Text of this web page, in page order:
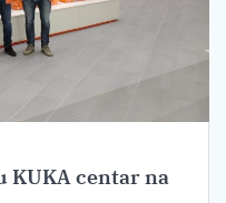
KUKA centar na